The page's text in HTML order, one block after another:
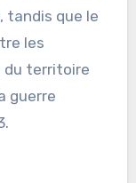
tandis que le
les
du territoire
guerre